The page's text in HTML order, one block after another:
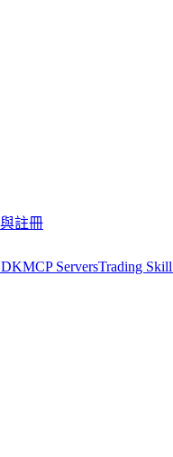
註冊
MCP ServersTrading